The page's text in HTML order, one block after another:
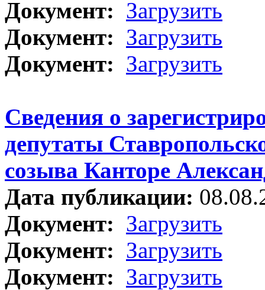
Документ: Загрузить
Документ: Загрузить
Документ: Загрузить
Сведения о
депутаты
созыва Канторе
Дата публикации:
Документ: Загрузить
Документ: Загрузить
Документ: Загрузить